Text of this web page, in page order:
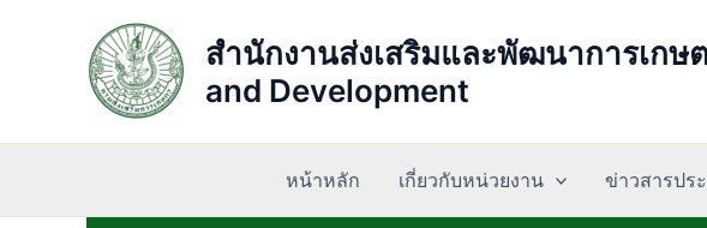
สำนักงานส่งเสริมและพัฒนาการเก
and Development
หน้าหลัก เกี่ยวกับหน่วยงาน ข่าวสารปร